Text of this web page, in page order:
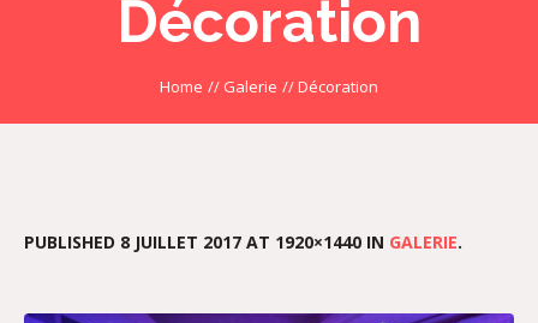
Décoration
Home // Galerie //Décoration
PUBLISHED 8 JUILLET 2017 AT 1920×1440 IN GALERIE.